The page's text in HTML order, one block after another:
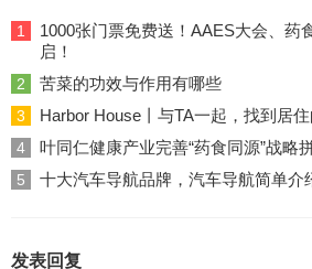
1
1000张门票免费送！AAES大会、药
启！
2 苦菜的功效与作用有哪些
3 Harbor House丨与TA一起，找到居
4 叶同仁健康产业完善“药食同源”战略
5 十大汽车导航品牌，汽车导航简单介
发表回复